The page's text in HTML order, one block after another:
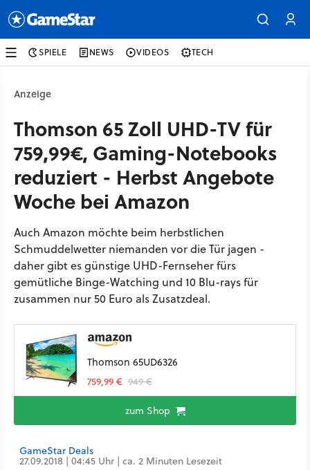
SPIELE NEWS VIDEOS TECH
Anzeige
Thomson 65 Zoll UHD-TV für
759,99€, Gaming-Notebooks
reduziert - Herbst Angebote
Woche bei Amazon
Auch Amazon möchte beim herbstlichen
Schmuddelwetter niemanden vor die Tür jagen -
daher gibt es günstige UHD-Fernseher fürs
gemütliche Binge-Watching und 10 Blu-rays für
zusammen nur 50 Euro als Zusatzdeal.
Thomson 65UD6326
759,99 € 949 €
zum Shop
GameStar Deals
27.09.2018 | 04:45 Uhr | ca. 2 Minuten Lesezeit